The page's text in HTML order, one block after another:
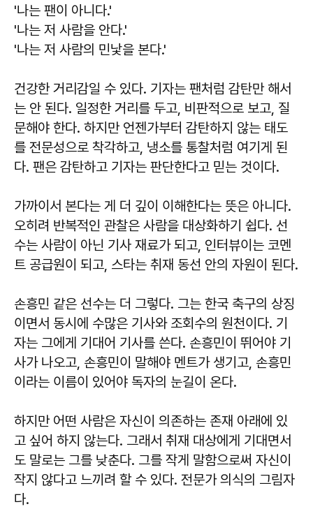
'나는 팬이 아니다.'
'나는 저 사람을 안다.'
'나는 저 사람의 민낯을 본다.'
건강한 거리감일 수 있다. 기자는 팬처럼 감탄만 해서
는 안 된다. 일정한 거리를 두고, 비판적으로 보고, 질
문해야 한다. 하지만 언젠가부터 감탄하지 않는 태도
를 전문성으로 착각하고, 냉소를 통찰처럼 여기게 된
다. 팬은 감탄하고 기자는 판단한다고 믿는 것이다.
가까이서 본다는 게 더 깊이 이해한다는 뜻은 아니다.
오히려 반복적인 관찰은 사람을 대상화하기 쉽다. 선
수는 사람이 아닌 기사 재료가 되고, 인터뷰이는 코멘
트 공급원이 되고, 스타는 취재 동선 안의 자원이 된다.
손흥민 같은 선수는 더 그렇다. 그는 한국 축구의 상징
이면서 동시에 수많은 기사와 조회수의 원천이다. 기
자는 그에게 기대어 기사를 쓴다. 손흥민이 뛰어야 기
사가 나오고, 손흥민이 말해야 멘트가 생기고, 손흥민
이라는 이름이 있어야 독자의 눈길이 온다.
하지만 어떤 사람은 자신이 의존하는 존재 아래에 있
고 싶어 하지 않는다. 그래서 취재 대상에게 기대면서
도 말로는 그를 낮춘다. 그를 작게 말함으로써 자신이
작지 않다고 느끼려 할 수 있다. 전문가 의식의 그림자
다.